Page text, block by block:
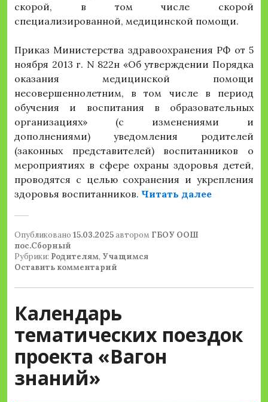
скорой, в том числе скорой
специализированной, медицинской помощи.
Приказ Министерства здравоохранения РФ от 5
ноября 2013 г. N 822н «Об утверждении Порядка
оказания медицинской помощи
несовершеннолетним, в том числе в период
обучения и воспитания в образовательных
организациях» (с изменениями и
дополнениями) уведомления родителей
(законных представителей) воспитанников о
мероприятиях в сфере охраны здоровья детей,
проводятся с целью сохранения и укрепления
здоровья воспитанников. Читать далее«Памятка
Опубликовано 15.03.2025автором ГБОУ ООШ
пос.Сборный
Рубрики: Родителям, Учащимся
Оставить комментарий
Календарь
тематических поездок
проекта «Вагон
знаний»